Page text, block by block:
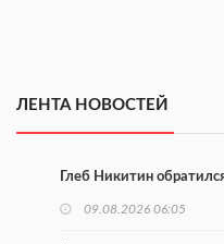
ЛЕНТА НОВОСТЕЙ
Глеб Никитин
09.08.2026 06:05